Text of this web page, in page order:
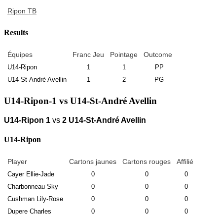
Ripon TB
Results
Équipes Franc Jeu Pointage Outcome
U14-Ripon 1 1
PP
U14-St-André Avellin
1 2 PG
U14-Ripon-1 vs U14-St-André Avellin
U14-Ripon 1 vs 2 U14-St-André Avellin
U14-Ripon
Player Cartons jaunes Cartons rouges Affilié
Cayer Ellie-Jade 0 0
0
Charbonneau Sky
0 0
0
Cushman Lily-Rose
0 0
0
Dupere Charles
0 0
0